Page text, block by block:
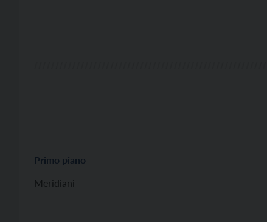
Primo piano
Meridiani